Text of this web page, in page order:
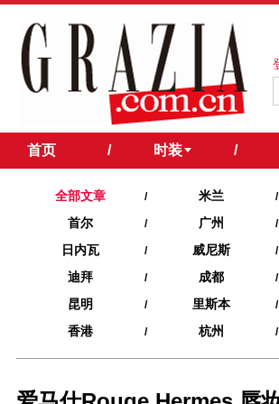
首页 / 时装 /
全部文章 / 米兰 /
首尔 / 广州 /
日内瓦 / 威尼斯 /
迪拜 / 成都 /
昆明 / 里斯本 /
香港 / 杭州 /